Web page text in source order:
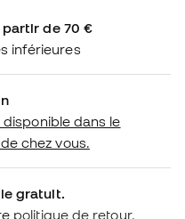
partir de 70 €
inférieures
dans le
chez vous.
gratuit.
politique de retour.